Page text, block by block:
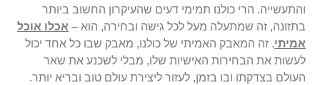
והתעשייה. הרי כולנו תמימי דעים שהעיקרון החשוב ביותר
בתזונה, זה שמתעלה מעל לכל גישה ובחירה, הוא – אכלו אוכל
אמיתי. זה המאבק האמיתי של כולנו, מאבק שבו כל אחד יכול
לעשות את הבחירות האישיות שלו, מבלי לשכנע את שאר
העולם בצדקתו ובו בזמן, לעזור ליצירת עולם טוב ובריא יותר.